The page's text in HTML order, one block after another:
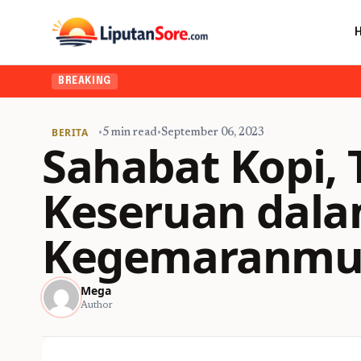
BREAKING
BERITA •5 min read•September 06, 2023
Sahabat Kopi,
Keseruan
Mega
Author